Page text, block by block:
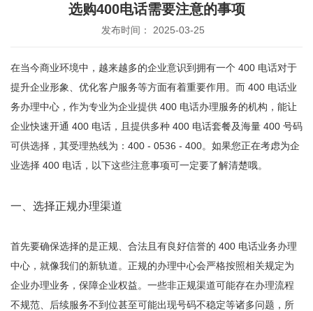
选购400电话需要注意的事项
发布时间： 2025-03-25
在当今商业环境中，越来越多的企业意识到拥有一个 400 电话对于
提升企业形象、优化客户服务等方面有着重要作用。而 400 电话业
务办理中心，作为专业为企业提供 400 电话办理服务的机构，能让
企业快速开通 400 电话 ，且提供多种 400 电话套餐及海量 400 号码
可供选择，其受理热线为：400 - 0536 - 400。如果您正在考虑为企
业选择 400 电话，以下这些注意事项可一定要了解清楚哦。
一、选择正规办理渠道
首先要确保选择的是正规、合法且有良好信誉的 400 电话业务办理
中心，就像我们的新轨道。正规的办理中心会严格按照相关规定为
企业办理业务，保障企业权益。一些非正规渠道可能存在办理流程
不规范、后续服务不到位甚至可能出现号码不稳定等诸多问题，所